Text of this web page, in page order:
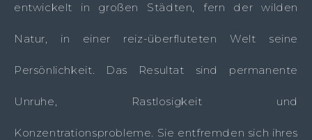
entwickelt in großen Städten, fern der wilden
Natur, in einer reiz-überfluteten Welt seine
Persönlichkeit. Das Resultat sind permanente
Unruhe, Rastlosigkeit und
Konzentrationsprobleme. Sie entfremden sich ihres